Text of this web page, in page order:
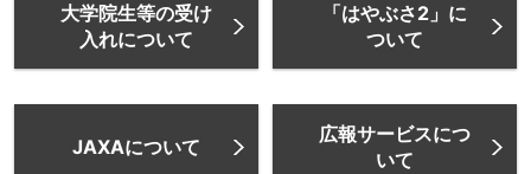
大学院生等の受け
入れについて
「はやぶさ2」に
ついて
JAXAについて
広報サービスにつ
いて